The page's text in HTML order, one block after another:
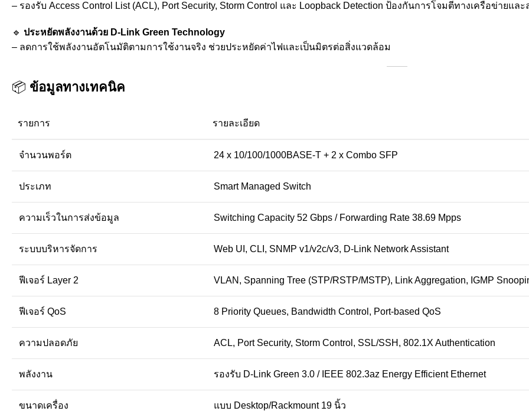
– รองรับ Access Control List (ACL), Port Security, Storm Control และ Loopback Detection ป้องกันการโจมตีทางเครือข่ายแ
🔹 ประหยัดพลังงานด้วย D-Link Green Technology
– ลดการใช้พลังงานอัตโนมัติตามการใช้งานจริง ช่วยประหยัดค่าไฟและเป็นมิตรต่อสิ่งแวดล้อม
📦 ข้อมูลทางเทคนิค
รายการ รายละเอียด
จำนวนพอร์ต 24 x 10/100/1000BASE-T + 2 x Combo SFP
ประเภท Smart Managed Switch
ความเร็วในการส่งข้อมูล Switching Capacity 52 Gbps / Forwarding Rate 38.69 Mpps
ระบบบริหารจัดการ Web UI, CLI, SNMP v1/v2c/v3, D-Link Network Assistant
ฟีเจอร์ Layer 2 VLAN, Spanning Tree (STP/RSTP/MSTP), Link Aggregation, IGMP
ฟีเจอร์ QoS 8 Priority Queues, Bandwidth Control, Port-based QoS
ความปลอดภัย ACL, Port Security, Storm Control, SSL/SSH, 802.1X Authentication
พลังงาน รองรับ D-Link Green 3.0 / IEEE 802.3az Energy Efficient Ethernet
ขนาดเครื่อง แบบ Desktop/Rackmount 19 นิ้ว